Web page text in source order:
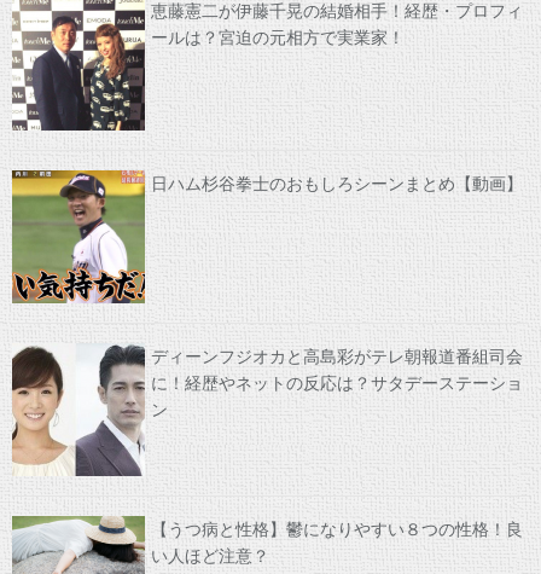
恵藤憲二が伊藤千晃の結婚相手！経歴・プロフィ
ールは？宮迫の元相方で実業家！
日ハム杉谷拳士のおもしろシーンまとめ【動画】
ディーンフジオカと高島彩がテレ朝報道番組司会
に！経歴やネットの反応は？サタデーステーショ
ン
【うつ病と性格】鬱になりやすい８つの性格！良
い人ほど注意？